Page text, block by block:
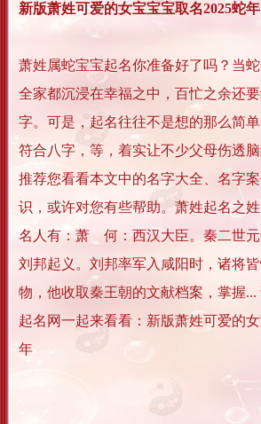
新版萧姓可爱的女宝宝宝取名2025蛇年
萧姓属蛇宝宝起名你准备好了吗？当蛇
全家都沉浸在幸福之中，百忙之余还
字。可是，起名往往不是想的那么简
符合八字，等，着实让不少父母伤透脑
推荐您看看本文中的名字大全、名字
识，或许对您有些帮助。萧姓起名之
名人有：萧 何：西汉大臣。秦二世元
刘邦起义。刘邦率军入咸阳时，诸将
物，他收取秦王朝的文献档案，掌握
起名网一起来看看：新版萧姓可爱的
年